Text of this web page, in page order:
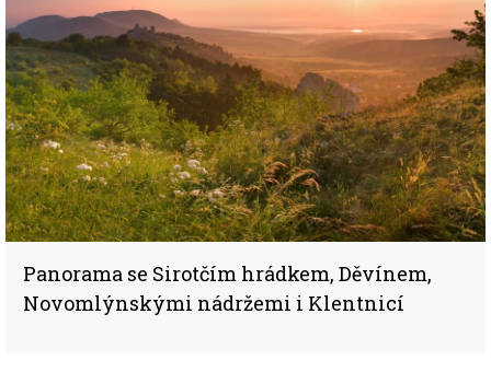
Panorama se Sirotčím hrádkem, Děvínem,
Novomlýnskými nádržemi i Klentnicí